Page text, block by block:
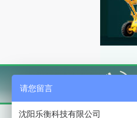
请您留言
沈阳乐衡科技有限公司